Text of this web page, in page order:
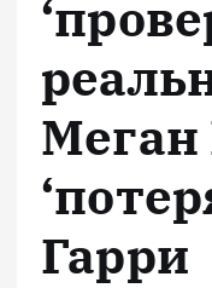
Гарри